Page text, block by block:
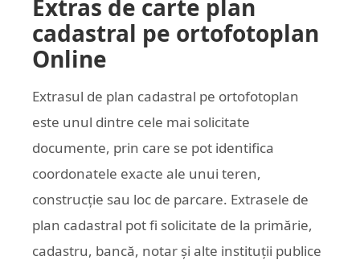
Extras de carte plan
cadastral pe ortofotoplan
Online
Extrasul de plan cadastral pe ortofotoplan
este unul dintre cele mai solicitate
documente, prin care se pot identifica
coordonatele exacte ale unui teren,
construcție sau loc de parcare. Extrasele de
plan cadastral pot fi solicitate de la primărie,
cadastru, bancă, notar și alte instituții publice